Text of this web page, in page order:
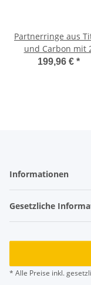
Partnerringe aus
und Carbon mit
Diamant AB3846
199,96 € *
Informationen
Gesetzliche
* Alle Preise inkl.